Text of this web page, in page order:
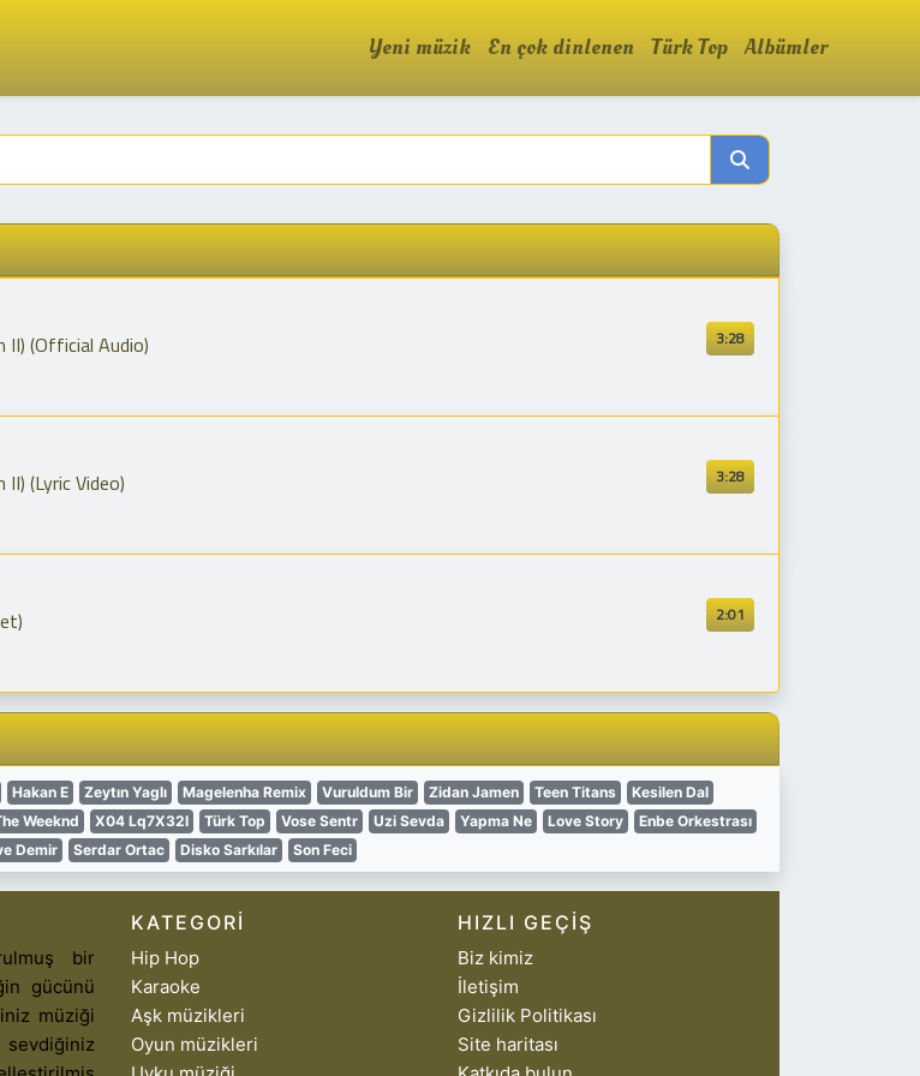
Yeni müzik En çok dinlenen Türk Top Albümler
3:28
II) (Official Audio)
3:28
(Lyric Video)
2:01
Hakan E Zeytın Yaglı Magelenha Remix Vuruldum Bir Zidan Jamen Teen Titans
Kesilen Dal
Weeknd X04 Lq7X32I Türk Top Vose Sentr Uzi Sevda Yapma Ne Love Story
Enbe Orkestrası
Demir Serdar Ortac Disko Sarkılar Son Feci
bir
gücünü
müziği
sevdiğiniz
KATEGORI
Hip Hop
Karaoke
Aşk müzikleri
Oyun müzikleri
HIZLI GEÇIŞ
Biz kimiz
İletişim
Gizlilik Politikası
Site haritası